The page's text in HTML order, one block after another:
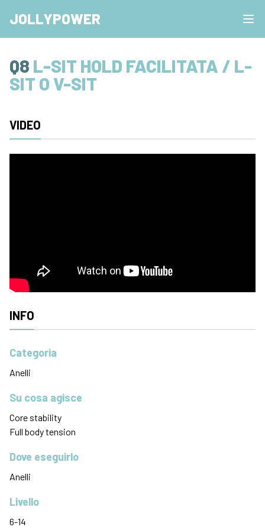
JOLLYPOWER
Q8 L-SIT HOLD FACILITATA / L-
SIT O V-SIT
VIDEO
INFO
Categoria
Anelli
Su cosa agisce
Core stability
Full body tension
Dove eseguirlo
Anelli
Livello
6-14